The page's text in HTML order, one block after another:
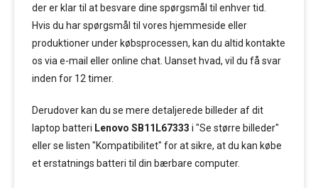
der er klar til at besvare dine spørgsmål til enhver tid.
Hvis du har spørgsmål til vores hjemmeside eller
produktioner under købsprocessen, kan du altid kontakte
os via e-mail eller online chat. Uanset hvad, vil du få svar
inden for 12 timer.
Derudover kan du se mere detaljerede billeder af dit
laptop batteri Lenovo SB11L67333 i "Se større billeder"
eller se listen "Kompatibilitet" for at sikre, at du kan købe
et erstatnings batteri til din bærbare computer.